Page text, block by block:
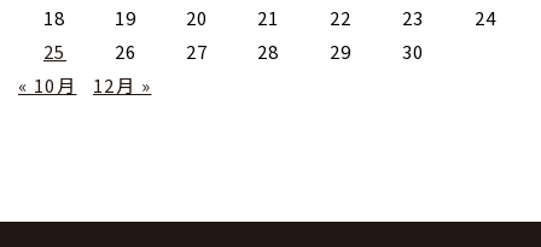
18
19 20 21 22 23
24
25
26 27 28 29
30
« 10月
12月 »